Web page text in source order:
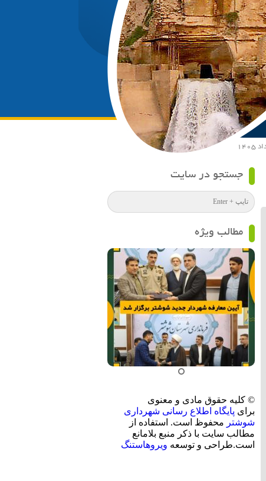
جستجو در سایت
مطالب ویژه
© کلیه حقوق مادی و معنوی
برای پایگاه اطلاع رسانی شهرداری
شوشتر محفوظ است. استفاده از
مطالب سایت با ذکر منبع بلامانع
است.طراحی و توسعه ویروهاستنگ